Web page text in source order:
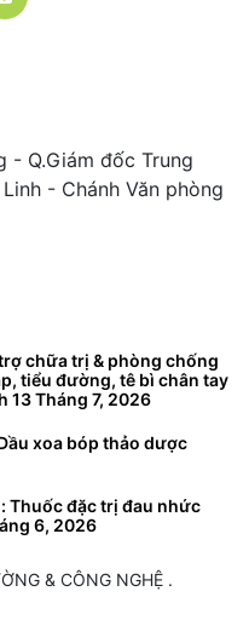
- Q.Giám đốc Trung
- Chánh Văn phòng
chữa trị & phòng chống
tiểu đường, tê bì chân tay
13 Tháng 7, 2026
xoa bóp thảo dược
Thuốc đặc trị đau nhức
6, 2026
& CÔNG NGHỆ .